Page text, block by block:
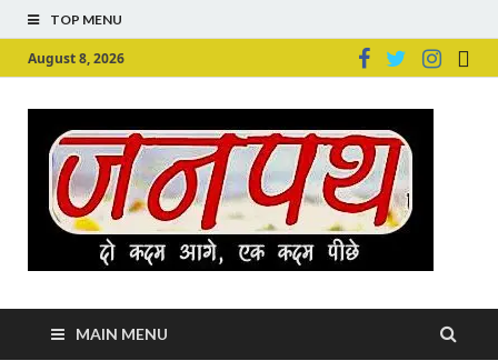
TOP MENU
August 8, 2026
MAIN MENU